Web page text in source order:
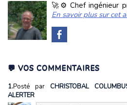
🚀⚙️ Chef ingénieur
En savoir plus sur cet
💬 VOS COMMENTAIRES
1.Posté parCHRISTOBAL
ALERTER